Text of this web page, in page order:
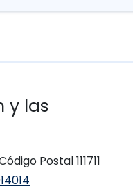
y las
Postal 111711